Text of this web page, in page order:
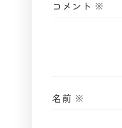
コメント ※
名前 ※